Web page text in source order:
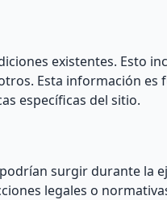
existentes. Esto
Esta información es
específicas del sitio.
surgir durante la
legales o